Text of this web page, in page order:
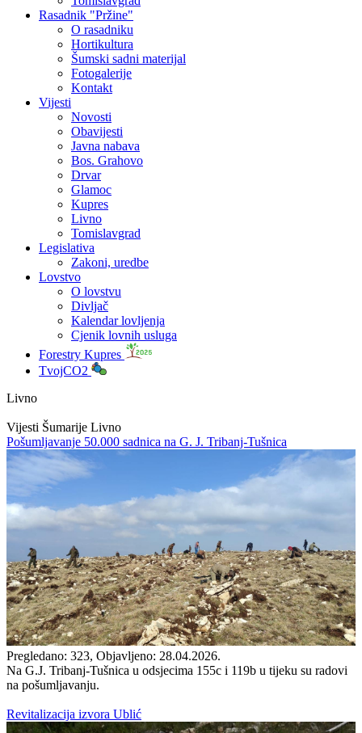
Rasadnik "Pržine"
O rasadniku
Hortikultura
Šumski sadni materijal
Fotogalerije
Kontakt
Vijesti
Novosti
Obavijesti
Javna nabava
Bos. Grahovo
Drvar
Glamoc
Kupres
Livno
Tomislavgrad
Legislativa
Zakoni, uredbe
Lovstvo
O lovstvu
Divljač
Kalendar lovljenja
Cjenik lovnih usluga
Forestry Kupres
TvojCO2
Livno
Vijesti Šumarije Livno
Pošumljavanje 50.000 sadnica na G. J. Tribanj-Tušnica
Pregledano: 323, Objavljeno: 28.04.2026.
Na G.J. Tribanj-Tušnica u odsjecima 155c i 119b u tijeku su radovi
na pošumljavanju.
Revitalizacija izvora Ublić